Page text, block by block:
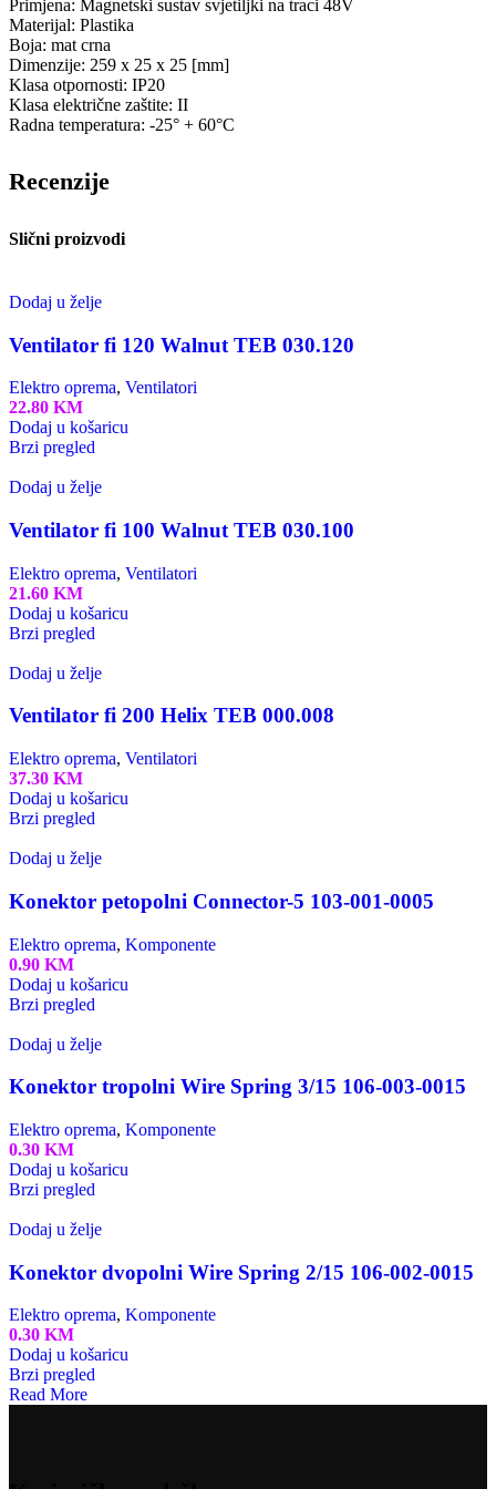
Primjena: Magnetski sustav svjetiljki na traci 48V
Materijal: Plastika
Boja: mat crna
Dimenzije: 259 x 25 x 25 [mm]
Klasa otpornosti: IP20
Klasa električne zaštite: II
Radna temperatura: -25° + 60°C
Recenzije
Slični proizvodi
Dodaj u želje
Ventilator fi 120 Walnut TEB 030.120
Elektro oprema, Ventilatori
22.80 KM
Dodaj u košaricu
Brzi pregled
Dodaj u želje
Ventilator fi 100 Walnut TEB 030.100
Elektro oprema, Ventilatori
21.60 KM
Dodaj u košaricu
Brzi pregled
Dodaj u želje
Ventilator fi 200 Helix TEB 000.008
Elektro oprema, Ventilatori
37.30 KM
Dodaj u košaricu
Brzi pregled
Dodaj u želje
Konektor petopolni Connector-5 103-001-0005
Elektro oprema, Komponente
0.90 KM
Dodaj u košaricu
Brzi pregled
Dodaj u želje
Konektor tropolni Wire Spring 3/15 106-003-0015
Elektro oprema, Komponente
0.30 KM
Dodaj u košaricu
Brzi pregled
Dodaj u želje
Konektor dvopolni Wire Spring 2/15 106-002-0015
Elektro oprema, Komponente
0.30 KM
Dodaj u košaricu
Brzi pregled
Read More